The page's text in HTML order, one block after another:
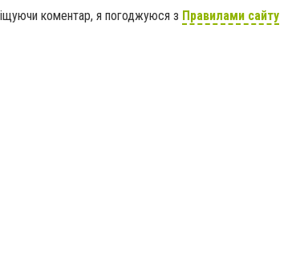
коментар, я погоджуюся з Правилами сайту